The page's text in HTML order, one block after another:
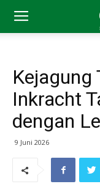
Kejagung
Inkracht
dengan
9 Juni 2026